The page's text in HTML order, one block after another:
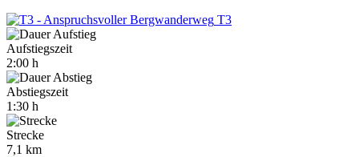
T3
Aufstiegszeit
2:00 h
Abstiegszeit
1:30 h
Strecke
7,1 km